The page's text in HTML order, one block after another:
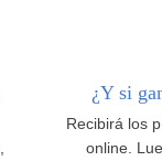
¿Y si
Recibirá los
online.